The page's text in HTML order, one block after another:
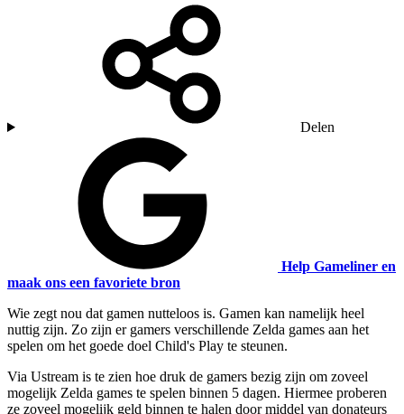
Delen
Help Gameliner en
maak ons een favoriete bron
Wie zegt nou dat gamen nutteloos is. Gamen kan namelijk heel
nuttig zijn. Zo zijn er gamers verschillende Zelda games aan het
spelen om het goede doel Child's Play te steunen.
Via Ustream is te zien hoe druk de gamers bezig zijn om zoveel
mogelijk Zelda games te spelen binnen 5 dagen. Hiermee proberen
ze zoveel mogelijk geld binnen te halen door middel van donateurs